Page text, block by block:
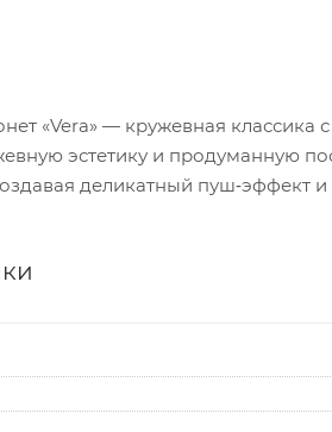
«Vera» — кружевная
эстетику и продуманную
деликатный пуш‑эффект